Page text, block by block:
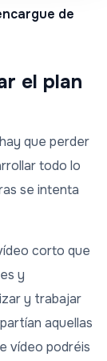
de
el plan
que perder
todo lo
se intenta
corto que
y
y trabajar
aquellas
vídeo podréis